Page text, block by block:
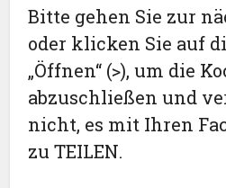
Bitte gehen Sie zur
oder klicken Sie auf
„Öffnen“ (>), um die
abzuschließen und
nicht, es mit Ihren
zu TEILEN.